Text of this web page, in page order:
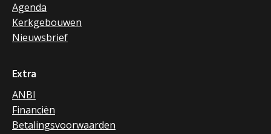
Agenda
Kerkgebouwen
Nieuwsbrief
Extra
ANBI
Financiën
Betalingsvoorwaarden